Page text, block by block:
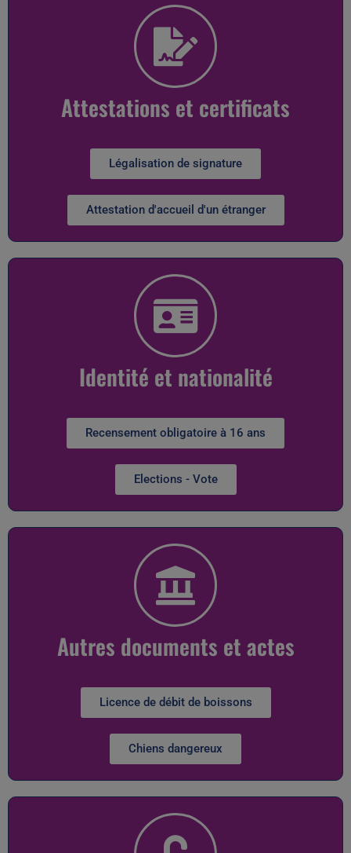
Attestations et certificats
Légalisation de signature
Attestation d'accueil d'un étranger
Identité et nationalité
Recensement obligatoire à 16 ans
Elections - Vote
Autres documents et actes
Licence de débit de boissons
Chiens dangereux